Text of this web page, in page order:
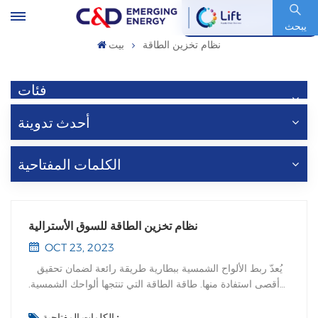
يبحث
رمز السهم : 600153.SH
بيت نظام تخزين الطاقة
فئات
أحدث تدوينة
الكلمات المفتاحية
نظام تخزين الطاقة للسوق الأسترالية
OCT 23, 2023
أقصى استفادة منها. طاقة الطاقة التي تنتجها ألواحك الشمسية.
الكهرباء أغلى ثمنًا وتغيب الشمس، قد يكون له تأثير أكبر على